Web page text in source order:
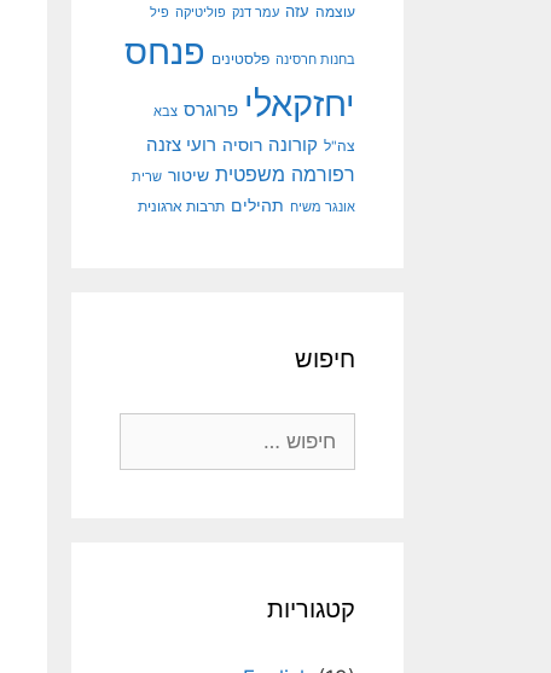
עוצמה עזה עמר דנק פוליטיקה פיל
בחנות חרסינה פלסטינים פנחס
יחזקאלי פרוגרס צבא
צה"ל קורונה רוסיה רועי צזנה
רפורמה משפטית שיטור שרית
אונגר משיח תהילים תרבות ארגונית
חיפוש
קטגוריות